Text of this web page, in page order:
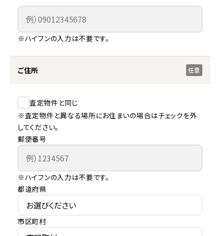
※ハイフンの入力は不要です。
ご住所 任意
査定物件と同じ
※査定物件と異なる場所にお住まいの場合はチェックを外
してください。
郵便番号
※ハイフンの入力は不要です。
都道府県
市区町村